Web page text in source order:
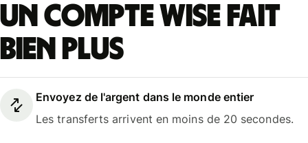
Un compte Wise fait
bien plus
Envoyez de l'argent dans le monde entier
Les transferts arrivent en moins de 20 secondes.